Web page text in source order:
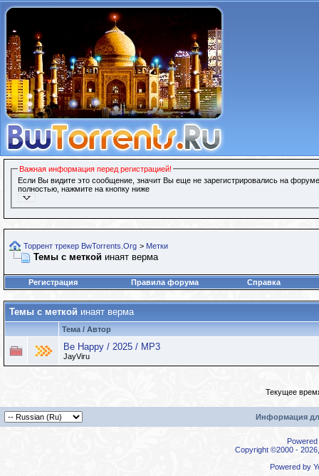
Важная информация перед регистрацией!
Если Вы видите это сообщение, значит Вы еще не зарегистрировались на
полностью, нажмите на кнопку ниже
Торрент трекер BwTorrents.Org > Метки
Темы с меткой инаят верма
Регистрация Правила форума Справка
Темы с меткой инаят верма
Тема / Автор
Be Happy / 2025 / MP3
JayViru
Текущее
Информация
Copyright ©2000 -
Powered by